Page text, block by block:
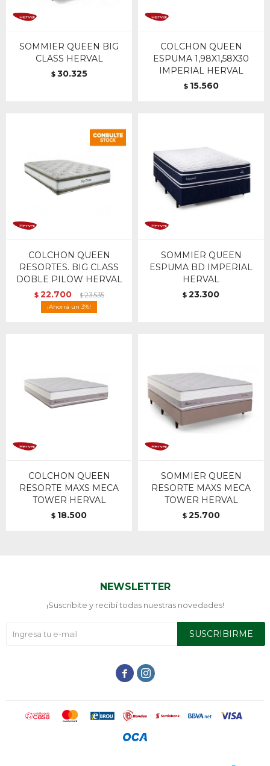
SOMMIER QUEEN BIG
CLASS HERVAL
$ 30.325
COLCHON QUEEN
ESPUMA 1,98X1,58X30
IMPERIAL HERVAL
$ 15.560
COLCHON QUEEN
RESORTES. BIG CLASS
DOBLE PILOW HERVAL
$ 22.700 $23.535
3
SOMMIER QUEEN
ESPUMA BD IMPERIAL
HERVAL
$ 23.300
COLCHON QUEEN
RESORTE MAXS MECA
TOWER HERVAL
$ 18.500
SOMMIER QUEEN
RESORTE MAXS MECA
TOWER HERVAL
$ 25.700
NEWSLETTER
¡Suscribite y recibí todas nuestras novedades!
SUSCRIBIRME
 